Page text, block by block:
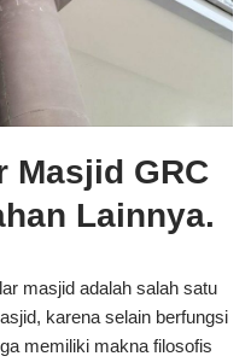
Masjid GRC
Lainnya.
masjid adalah salah satu
karena selain berfungsi
memiliki makna filosofis